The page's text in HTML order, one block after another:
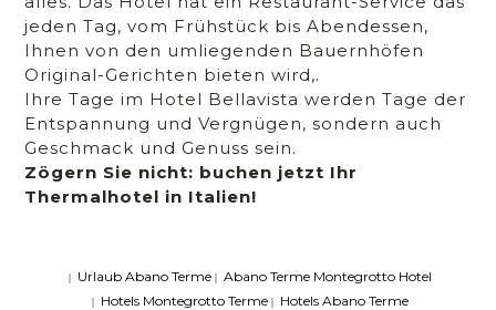
jeden Tag, vom Frühstück bis Abendessen,
Ihnen von den umliegenden Bauernhöfen
Original-Gerichten bieten wird,.
Ihre Tage im Hotel Bellavista werden Tage der
Entspannung und Vergnügen, sondern auch
Geschmack und Genuss sein.
Zögern Sie nicht: buchen jetzt Ihr
Thermalhotel in Italien!
| Urlaub Abano Terme| Abano Terme Montegrotto Hotel
| Hotels Montegrotto Terme| Hotels Abano Terme